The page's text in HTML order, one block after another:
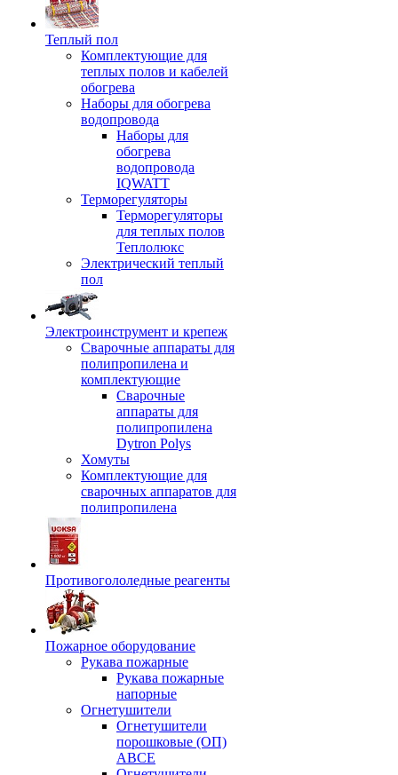
Теплый пол
Комплектующие для
теплых полов и кабелей
обогрева
Наборы для обогрева
водопровода
Наборы для
обогрева
водопровода
IQWATT
Терморегуляторы
Терморегуляторы
для теплых полов
Теплолюкс
Электрический теплый
пол
Электроинструмент и крепеж
Сварочные аппараты для
полипропилена и
комплектующие
Сварочные
аппараты для
полипропилена
Dytron Polys
Хомуты
Комплектующие для
сварочных аппаратов для
полипропилена
Противогололедные реагенты
Пожарное оборудование
Рукава пожарные
Рукава пожарные
напорные
Огнетушители
Огнетушители
порошковые (ОП)
АВСЕ